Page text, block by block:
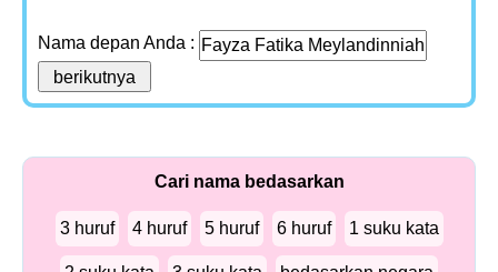
Nama depan Anda :
Cari nama bedasarkan
3 huruf 4 huruf 5 huruf 6 huruf 1 suku kata